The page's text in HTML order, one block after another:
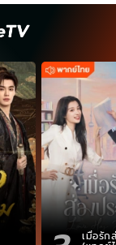
เมื่อรัก